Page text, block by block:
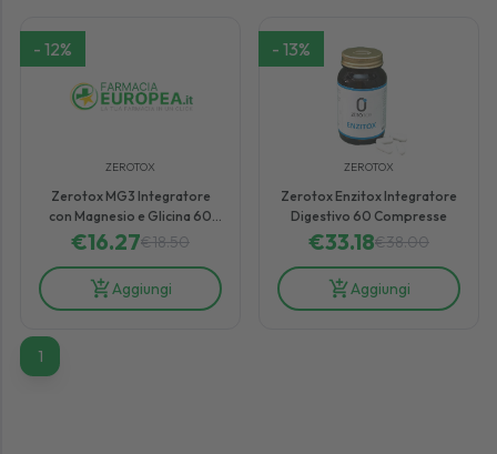
- 12%
ZEROTOX
Zerotox MG3 Integratore
con Magnesio e Glicina 60
Compresse Unisoge
€16.27€18.50
Aggiungi
- 13%
ZEROTOX
Zerotox Enzitox Integratore
Digestivo 60 Compresse
€33.18€38.00
Aggiungi
11